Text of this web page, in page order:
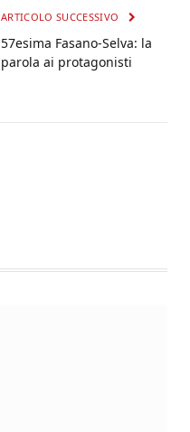
ARTICOLO SUCCESSIVO
57esima Fasano-Selva: la
parola ai protagonisti